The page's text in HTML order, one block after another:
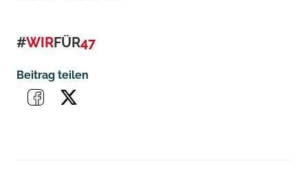
#WIRFÜR47
Beitrag teilen